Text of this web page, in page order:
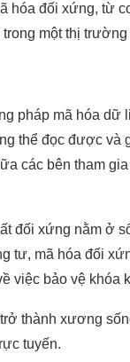
hóa đối xứng, từ
một thị trường
pháp mã hóa dữ
thể đọc được và
các bên tham
đối xứng nằm ở
tư, mã hóa đối
việc bảo vệ khóa
thành xương
tuyến.